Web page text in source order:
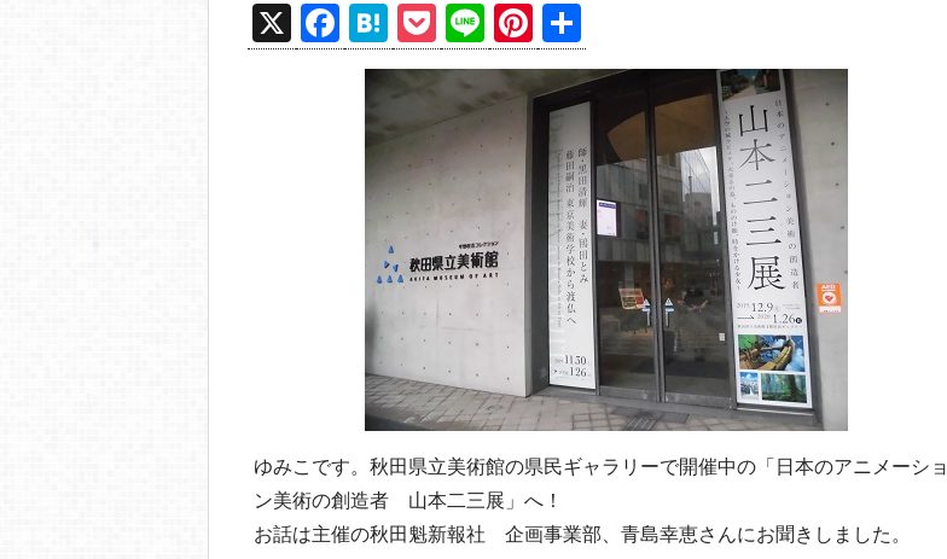
X
F
a
H
at
e
n
a
P
o
ck
et
Li
n
e
Pi
nt
er
e
st
有
ゆみこです。秋田県立美術館の県民ギャラリーで開催中の「日本のアニメーショ
ン美術の創造者 山本二三展」へ！
お話は主催の秋田魁新報社 企画事業部、青島幸恵さんにお聞きしました。